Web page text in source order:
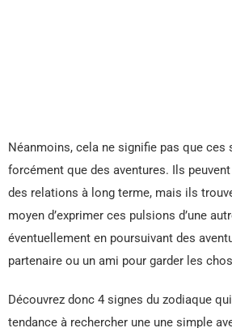
Néanmoins, cela ne signifie pas que ces
forcément que des aventures. Ils
des relations à long terme, mais ils
moyen d’exprimer ces pulsions d’une
éventuellement en poursuivant des
partenaire ou un ami pour garder les
Découvrez donc 4 signes du zodiaque
tendance à rechercher une une simple